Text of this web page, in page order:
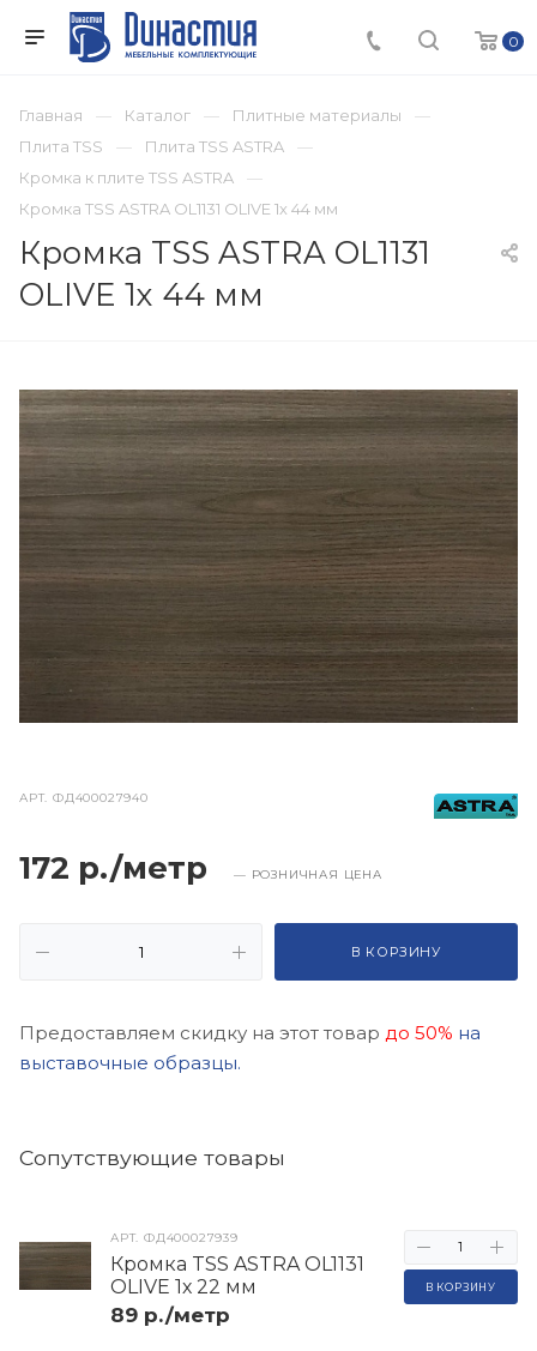
0
Главная Каталог
Плитные материалы
Плита TSS
Плита TSS ASTRA
Кромка к плите TSS ASTRA
Кромка TSS ASTRA OL1131 OLIVE 1х 44 мм
Кромка TSS ASTRA OL1131
OLIVE 1х 44 мм
АРТ.ФД400027940
172 р./метр — РОЗНИЧНАЯ ЦЕНА
В КОРЗИНУ
Предоставляем скидку на этот товар до 50% на
выставочные образцы.
Cопутствующие товары
АРТ.ФД400027939
Кромка TSS ASTRA OL1131
OLIVE 1х 22 мм
89 р./метр
В КОРЗИНУ